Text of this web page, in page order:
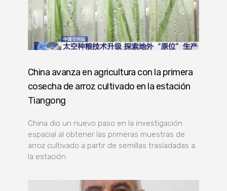
China avanza en agricultura con la primera
cosecha de arroz cultivado en la estación
Tiangong
China dio un nuevo paso en la investigación
espacial al obtener las primeras muestras de
arroz cultivado a partir de semillas trasladadas a
la estación